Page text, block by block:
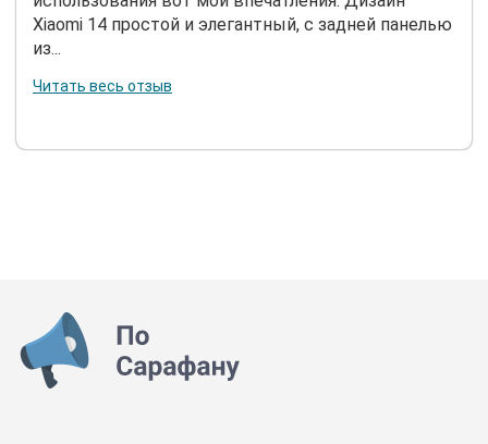
Xiaomi 14 простой и элегантный, с задней панелью
из...
Читать весь отзыв